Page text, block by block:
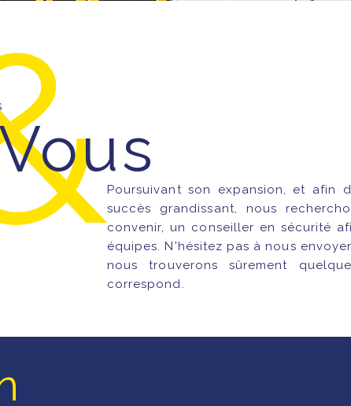
Poursuivant son expansion, et afin
succès grandissant, nous
convenir, un conseiller en sécurité
équipes. N'hésitez pas à nous
nous trouverons sûrement
correspond.